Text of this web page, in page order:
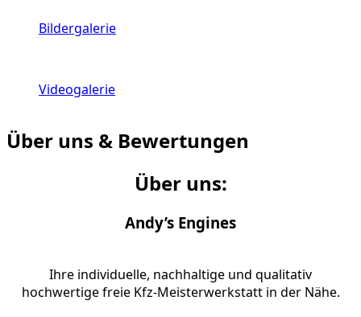
Bildergalerie
Videogalerie
Über uns & Bewertungen
Über uns:
Andy’s Engines
Ihre individuelle, nachhaltige und qualitativ
hochwertige freie Kfz-Meisterwerkstatt in der Nähe.